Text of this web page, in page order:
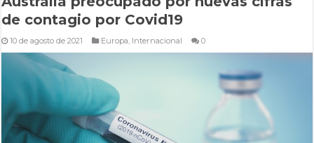
de contagio por Covid19
10 de agosto de 2021 Europa, Internacional 0